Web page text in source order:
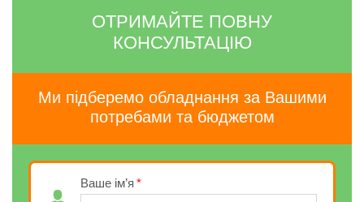
ОТРИМАЙТЕ ПОВНУ
КОНСУЛЬТАЦІЮ
Ми підберемо обладнання за Вашими
потребами та бюджетом
Ваше ім’я